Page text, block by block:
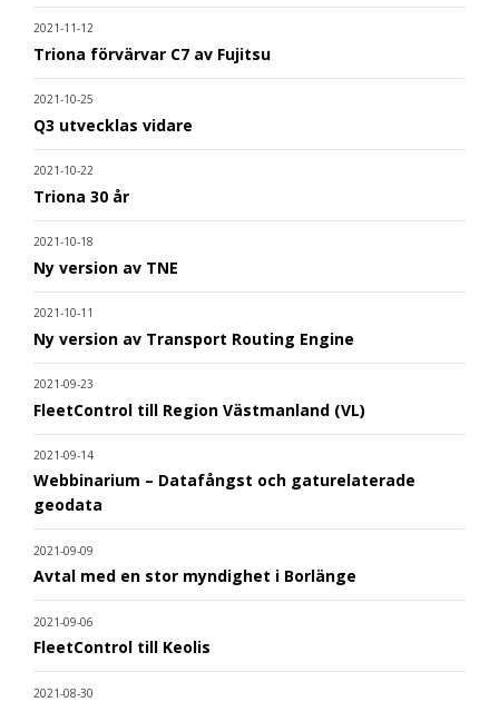
2021-11-12
Triona förvärvar C7 av Fujitsu
2021-10-25
Q3 utvecklas vidare
2021-10-22
Triona 30 år
2021-10-18
Ny version av TNE
2021-10-11
Ny version av Transport Routing Engine
2021-09-23
FleetControl till Region Västmanland (VL)
2021-09-14
Webbinarium – Datafångst och gaturelaterade
geodata
2021-09-09
Avtal med en stor myndighet i Borlänge
2021-09-06
FleetControl till Keolis
2021-08-30